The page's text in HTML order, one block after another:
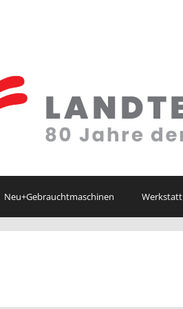
Neu+Gebrauchtmaschinen Werkstatt